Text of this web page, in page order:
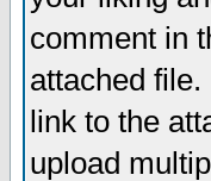
comment in
attached
link to the
upload